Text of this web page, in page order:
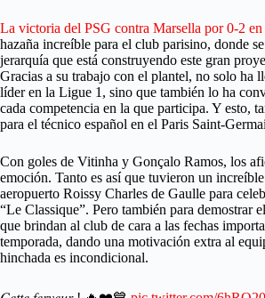
La victoria del PSG contra Marsella por 0-2
hazaña increíble para el club parisino, donde
jerarquía que está construyendo este gran
Gracias a su trabajo con el plantel, no solo ha
líder en la Ligue 1, sino que también lo ha
cada competencia en la que participa. Y esto,
para el técnico español en el Paris Saint-
Con goles de Vitinha y Gonçalo Ramos, los
emoción. Tanto es así que tuvieron un
aeropuerto Roissy Charles de Gaulle para
“Le Classique”. Pero también para demostrar
que brindan al club de cara a las fechas
temporada, dando una motivación extra al
hinchada es incondicional.